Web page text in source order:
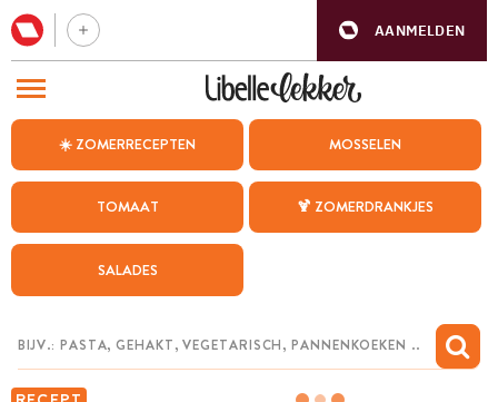
AANMELDEN
☀️ ZOMERRECEPTEN MOSSELEN
TOMAAT 🍹 ZOMERDRANKJES
SALADES
BEZOEK ONZE ANDERE WEBSITES
WEEKMENU
CHAT MET MAIA
MIJN BEWAARDE RECEPTEN